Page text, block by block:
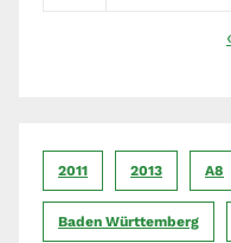
2011 2013 A8
Baden Württemberg